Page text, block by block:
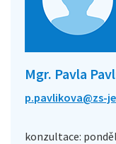
Mgr. Pavla
p.pavlikova@zs-
konzultace: